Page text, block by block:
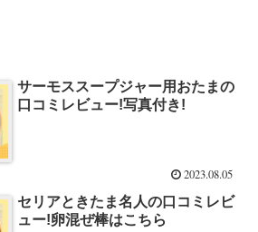
サーモススープジャー用おたまの
口コミレビュー!写真付き!
2023.08.05
セリアときたま名人の口コミレビ
ュー!卵混ぜ棒はこちら